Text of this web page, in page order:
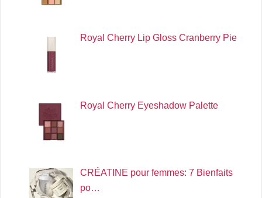
Royal Cherry Lip Gloss Cranberry Pie
Royal Cherry Eyeshadow Palette
CRÉATINE pour femmes: 7 Bienfaits
po…